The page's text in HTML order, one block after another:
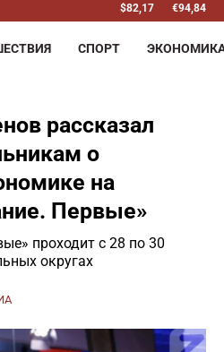
$82,17 €94,84
СПОРТ
рассказал
о
на
Первые»
проходит с 28 по 30
округах